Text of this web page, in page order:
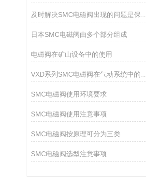
日本SMC电磁阀由多个部分组成
电磁阀在矿山设备中的使用
SMC电磁阀使用环境要求
SMC电磁阀使用注意事项
SMC电磁阀按原理可分为三类
SMC电磁阀选型注意事项